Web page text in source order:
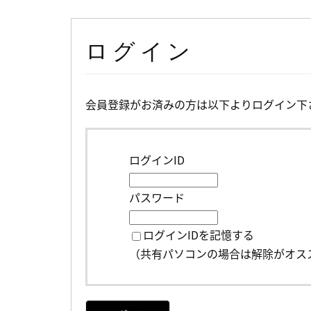
ログイン
会員登録がお済みの方は以下よりログイン下
ログインID
パスワード
ログインIDを記憶する
（共有パソコンの場合は解除がオス